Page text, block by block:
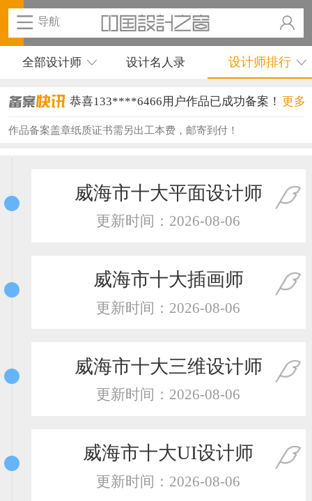
导航
全部设计师 设计名人录 设计师排行
恭喜133****6466用户作品已成功备案！
恭喜131****1475用户作品已成功备案！
恭喜138****8638用户作品已成功备案！
恭喜133****9020用户作品已成功备案！
恭喜159****4930用户作品已成功备案！
恭喜150****6483用户作品已成功备案！
恭喜159****4201用户作品已成功备案！
更多
作品备案盖章纸质证书需另出工本费，邮寄到付！
威海市十大平面设计师
更新时间：2026-08-06
威海市十大插画师
更新时间：2026-08-06
威海市十大三维设计师
更新时间：2026-08-06
威海市十大UI设计师
更新时间：2026-08-06